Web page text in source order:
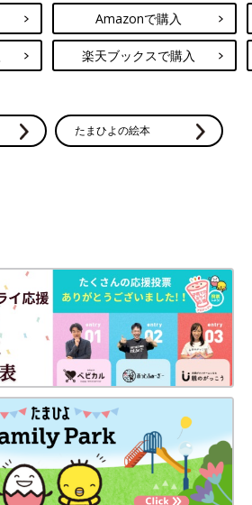
Amazonで購入
楽天ブックスで購入
たまひよの絵本